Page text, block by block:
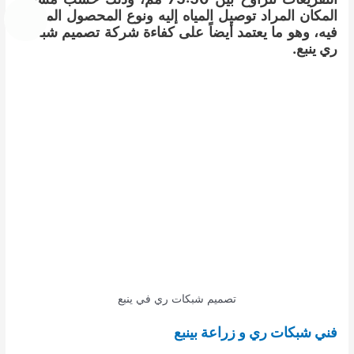
المكان المراد توصيل المياه إليه ونوع المحصول الموجود
فيه، وهو ما يعتمد أيضاً على كفاءة شركة تصميم شبكات
ري ينبع.
تصميم شبكات ري في ينبع
فني شبكات ري و زراعة بينبع